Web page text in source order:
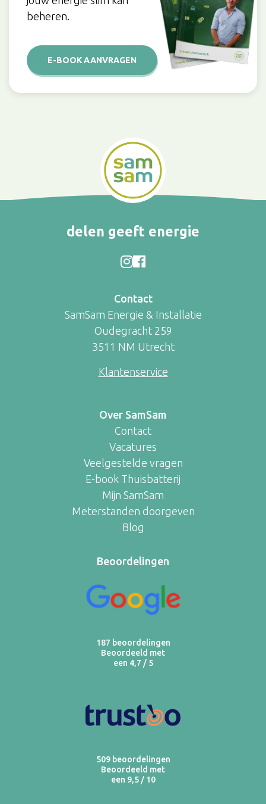
beheren.
E-BOOK AANVRAGEN
delen geeft energie
Contact
SamSam Energie & Installatie
Oudegracht 259
3511 NM Utrecht
Klantenservice
Over SamSam
Contact
Vacatures
Veelgestelde vragen
E-book Thuisbatterij
Mijn SamSam
Meterstanden doorgeven
Blog
Beoordelingen
187 beoordelingen
Beoordeeld met
een 4,7 / 5
509 beoordelingen
Beoordeeld met
een 9,5 / 10